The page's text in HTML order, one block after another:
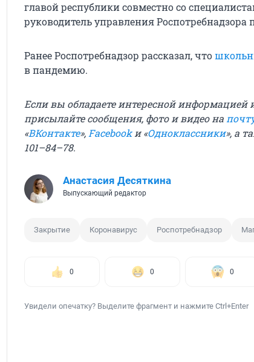
главой республики совместно со
руководитель управления Роспотребнадзора
Ранее Роспотребнадзор рассказал, что
в пандемию.
Если вы обладаете интересной информацией
присылайте сообщения, фото и видео на
«ВКонтакте», Facebookи «Одноклассники», а
101–84–78.
Анастасия Десяткина
Выпускающий редактор
Закрытие Коронавирус Роспотребнадзор
0 0 0
Увидели опечатку? Выделите фрагмент и нажмите Ctrl+Enter